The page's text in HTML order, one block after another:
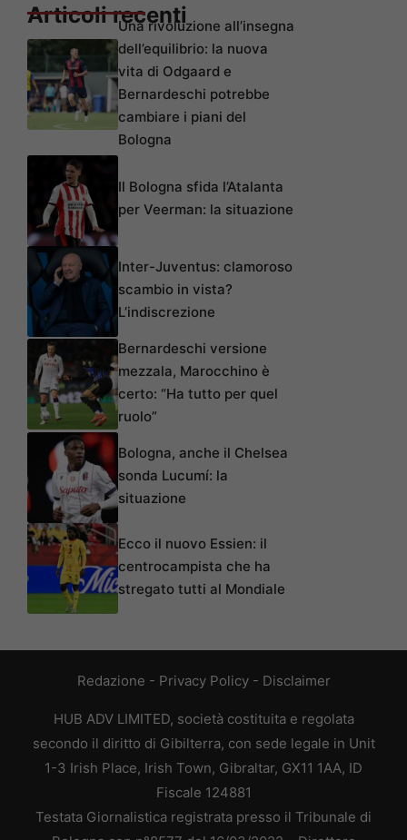
Articoli recentiUna rivoluzione all’insegna
dell’equilibrio: la nuova
vita di Odgaard e
Bernardeschi potrebbe
cambiare i piani del
Bologna
Il Bologna sfida l’Atalanta
per Veerman: la situazione
Inter-Juventus: clamoroso
scambio in vista?
L’indiscrezione
Bernardeschi versione
mezzala, Marocchino è
certo: “Ha tutto per quel
ruolo”
Bologna, anche il Chelsea
sonda Lucumí: la
situazione
Ecco il nuovo Essien: il
centrocampista che ha
stregato tutti al Mondiale
Redazione - Privacy Policy- Disclaimer
HUB ADV LIMITED, società costituita e regolata
secondo il diritto di Gibilterra, con sede legale in Unit
1-3 Irish Place, Irish Town, Gibraltar, GX11 1AA, ID
Fiscale 124881
Testata Giornalistica registrata presso il Tribunale di